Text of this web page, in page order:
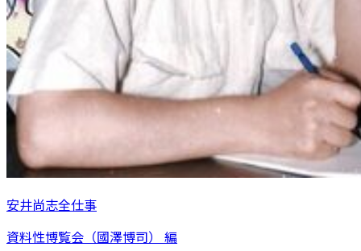
安井尚志全仕事
資料性博覧会（國澤博司） 編